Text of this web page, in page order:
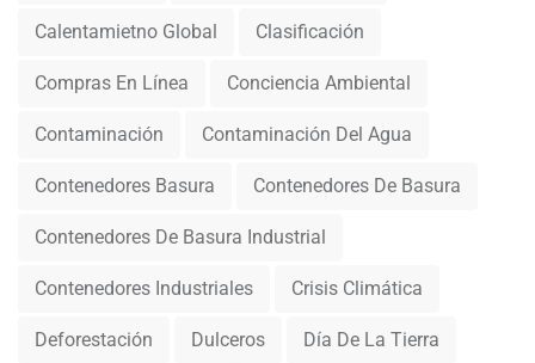
Calentamietno Global Clasificación
Compras En Línea Conciencia Ambiental
Contaminación Contaminación Del Agua
Contenedores Basura Contenedores De Basura
Contenedores De Basura Industrial
Contenedores Industriales Crisis Climática
Deforestación Dulceros Día De La Tierra